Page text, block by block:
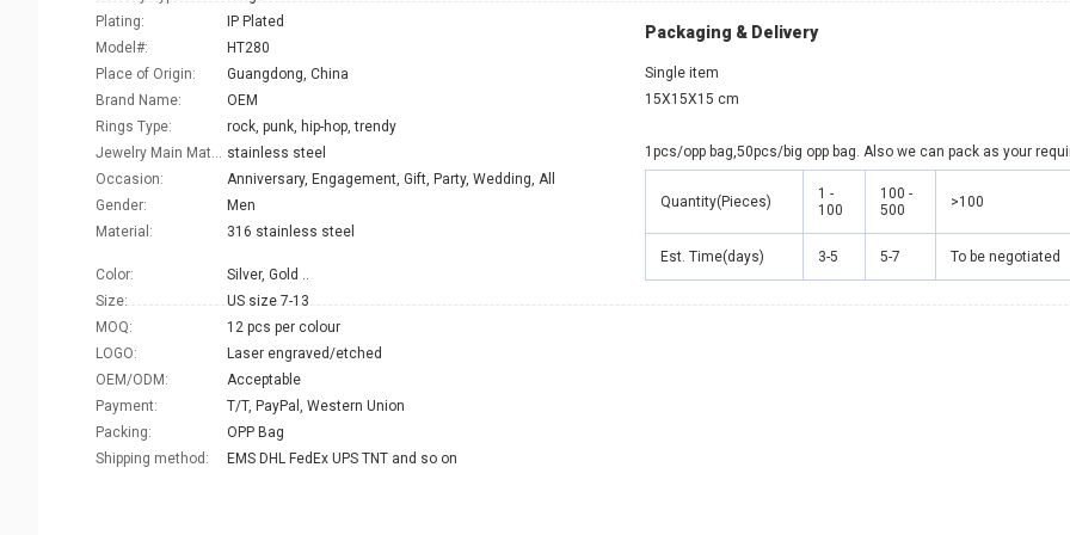
Plating:
IP Plated
Model#:
HT280
Place of Origin:
Guangdong, China
Brand Name:
OEM
Rings Type:
rock, punk, hip-hop, trendy
Jewelry Main Material: stainless steel
Occasion:
Anniversary, Engagement, Gift, Party, Wedding, All
Gender:
Men
Material:
316 stainless steel
Color:
Silver, Gold ..
Size:
US size 7-13
MOQ:
12 pcs per colour
LOGO:
Laser engraved/etched
OEM/ODM:
Acceptable
Payment:
T/T, PayPal, Western Union
Packing:
OPP Bag
Shipping method:
EMS DHL FedEx UPS TNT and so on
Packaging & Delivery
Single item
15X15X15 cm
1pcs/opp bag,50pcs/big opp bag. Also we can pack as your
Quantity(Pieces)
1 -
100
100 -
500
>100
Est. Time(days) 3-5 5-7 To be negotiated